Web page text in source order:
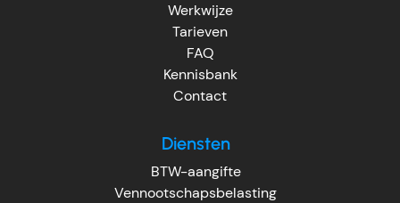
Werkwijze
Tarieven
FAQ
Kennisbank
Contact
Diensten
BTW-aangifte
Vennootschapsbelasting